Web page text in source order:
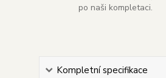
po naši kompletaci.
Kompletní specifikace